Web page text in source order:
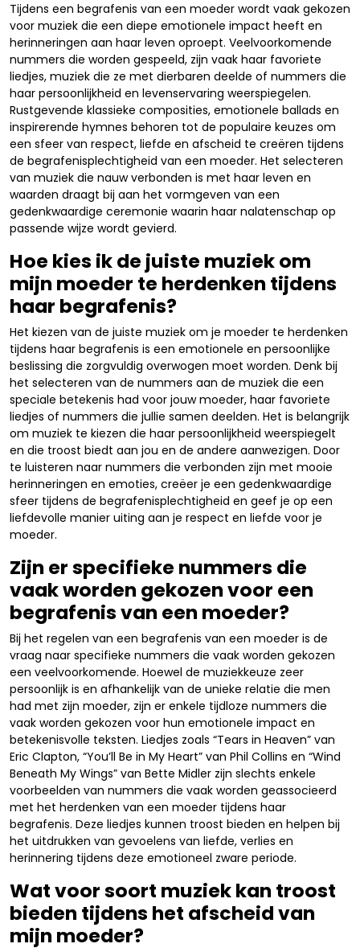
Tijdens een begrafenis van een moeder wordt vaak gekozen
voor muziek die een diepe emotionele impact heeft en
herinneringen aan haar leven oproept. Veelvoorkomende
nummers die worden gespeeld, zijn vaak haar favoriete
liedjes, muziek die ze met dierbaren deelde of nummers die
haar persoonlijkheid en levenservaring weerspiegelen.
Rustgevende klassieke composities, emotionele ballads en
inspirerende hymnes behoren tot de populaire keuzes om
een sfeer van respect, liefde en afscheid te creëren tijdens
de begrafenisplechtigheid van een moeder. Het selecteren
van muziek die nauw verbonden is met haar leven en
waarden draagt bij aan het vormgeven van een
gedenkwaardige ceremonie waarin haar nalatenschap op
passende wijze wordt gevierd.
Hoe kies ik de juiste muziek om
mijn moeder te herdenken tijdens
haar begrafenis?
Het kiezen van de juiste muziek om je moeder te herdenken
tijdens haar begrafenis is een emotionele en persoonlijke
beslissing die zorgvuldig overwogen moet worden. Denk bij
het selecteren van de nummers aan de muziek die een
speciale betekenis had voor jouw moeder, haar favoriete
liedjes of nummers die jullie samen deelden. Het is belangrijk
om muziek te kiezen die haar persoonlijkheid weerspiegelt
en die troost biedt aan jou en de andere aanwezigen. Door
te luisteren naar nummers die verbonden zijn met mooie
herinneringen en emoties, creëer je een gedenkwaardige
sfeer tijdens de begrafenisplechtigheid en geef je op een
liefdevolle manier uiting aan je respect en liefde voor je
moeder.
Zijn er specifieke nummers die
vaak worden gekozen voor een
begrafenis van een moeder?
Bij het regelen van een begrafenis van een moeder is de
vraag naar specifieke nummers die vaak worden gekozen
een veelvoorkomende. Hoewel de muziekkeuze zeer
persoonlijk is en afhankelijk van de unieke relatie die men
had met zijn moeder, zijn er enkele tijdloze nummers die
vaak worden gekozen voor hun emotionele impact en
betekenisvolle teksten. Liedjes zoals “Tears in Heaven” van
Eric Clapton, “You’ll Be in My Heart” van Phil Collins en “Wind
Beneath My Wings” van Bette Midler zijn slechts enkele
voorbeelden van nummers die vaak worden geassocieerd
met het herdenken van een moeder tijdens haar
begrafenis. Deze liedjes kunnen troost bieden en helpen bij
het uitdrukken van gevoelens van liefde, verlies en
herinnering tijdens deze emotioneel zware periode.
Wat voor soort muziek kan troost
bieden tijdens het afscheid van
mijn moeder?